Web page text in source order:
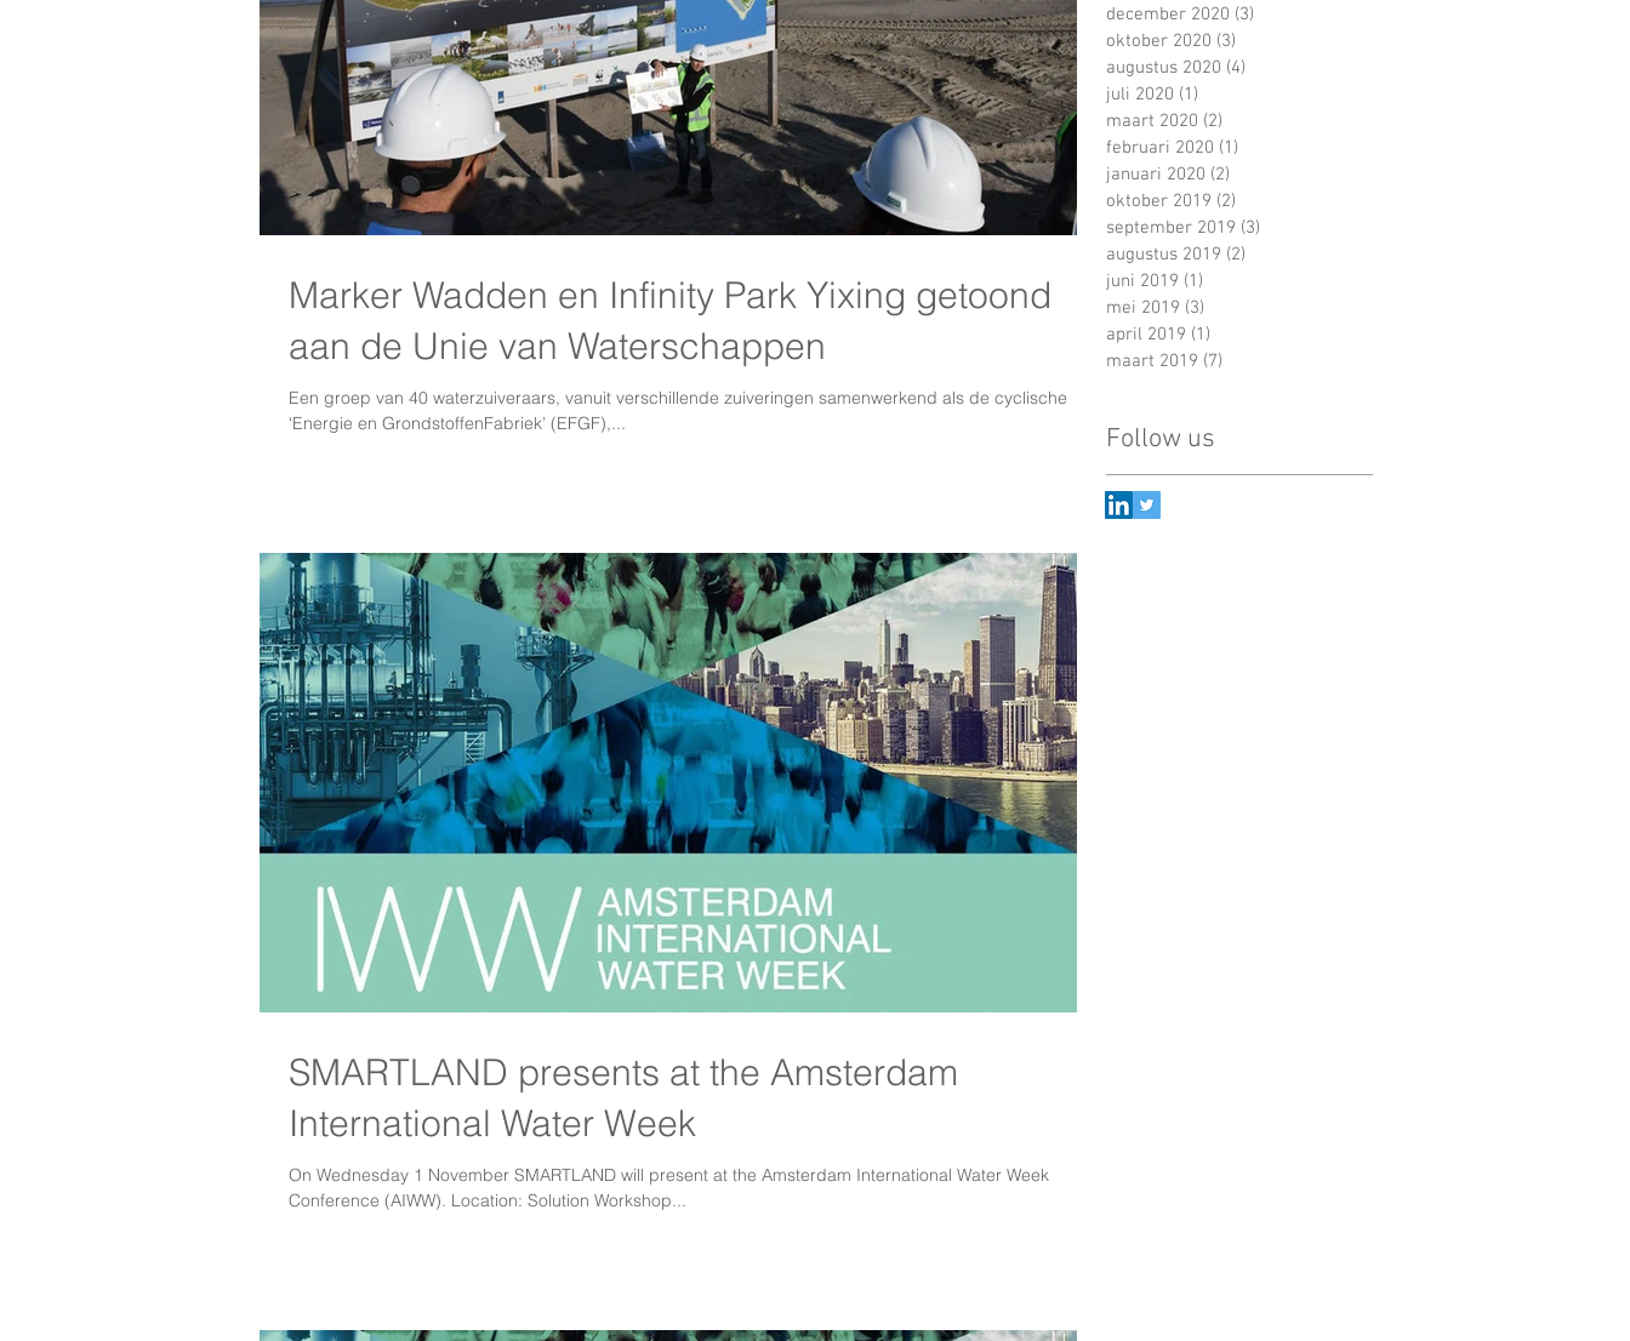
Marker Wadden en Infinity Park Yixing getoond
aan de Unie van Waterschappen
Een groep van 40 waterzuiveraars, vanuit verschillende zuiveringen samenwerkend als de cyclische
‘Energie en GrondstoffenFabriek’ (EFGF),...
SMARTLAND presents at the Amsterdam
International Water Week
On Wednesday 1 November SMARTLAND will present at the Amsterdam International Water Week
Conference (AIWW). Location: Solution Workshop...
december 2020 (3)
oktober 2020 (3)
augustus 2020 (4)
juli 2020 (1)
maart 2020 (2)
februari 2020 (1)
januari 2020 (2)
oktober 2019 (2)
september 2019 (3)
augustus 2019 (2)
juni 2019 (1)
mei 2019 (3)
april 2019 (1)
maart 2019 (7)
Follow us